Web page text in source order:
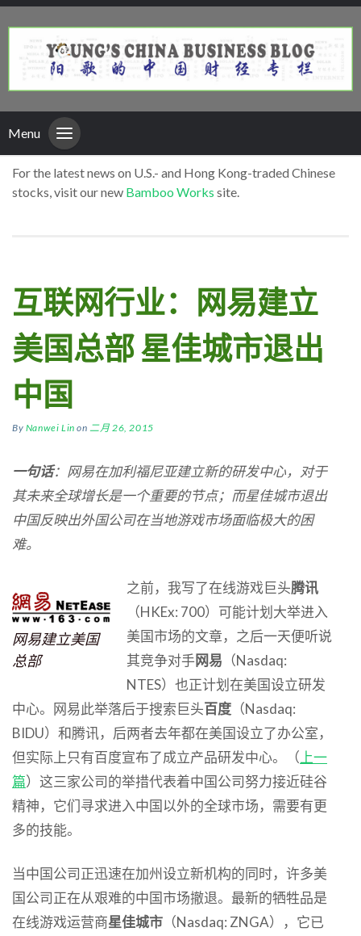
Menu
For the latest news on U.S.- and Hong Kong-traded Chinese
stocks, visit our new Bamboo Works site.
互联网行业：网易建立
美国总部 星佳城市退出
中国
By Nanwei Lin on 二月 26, 2015
一句话：网易在加利福尼亚建立新的研发中心，对于
其未来全球增长是一个重要的节点；而星佳城市退出
中国反映出外国公司在当地游戏市场面临极大的困
难。
网易建立美国
总部
之前，我写了在线游戏巨头腾讯
（HKEx: 700）可能计划大举进入
美国市场的文章，之后一天便听说
其竞争对手网易 （Nasdaq:
NTES）也正计划在美国设立研发
中心。网易此举落后于搜索巨头百度 （Nasdaq:
BIDU）和腾讯，后两者去年都在美国设立了办公室，
但实际上只有百度宣布了成立产品研发中心。（ 上一
篇）这三家公司的举措代表着中国公司努力接近硅谷
精神，它们寻求进入中国以外的全球市场，需要有更
多的技能。
当中国公司正迅速在加州设立新机构的同时，许多美
国公司正在从艰难的中国市场撤退。最新的牺牲品是
在线游戏运营商星佳城市 （Nasdaq: ZNGA），它已